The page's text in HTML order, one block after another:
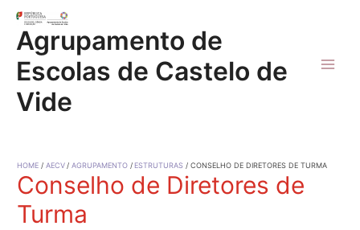
content
Agrupamento de
Escolas de Castelo de
Vide
HOME AECV AGRUPAMENTO ESTRUTURAS CONSELHO DE DIRETORES DE TURMA
Conselho de Diretores de
Turma